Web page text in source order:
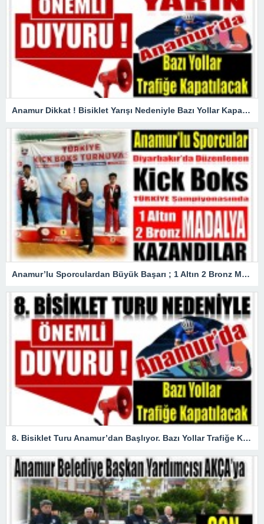
Anamur Dikkat ! Bisiklet Yarışı Nedeniyle Bazı Yollar Kapanacak
Anamur’lu Sporculardan Büyük Başarı ; 1 Altın 2 Bronz Madalya Kazandılar
8. Bisiklet Turu Anamur’dan Başlıyor. Bazı Yollar Trafiğe Kapatılacak